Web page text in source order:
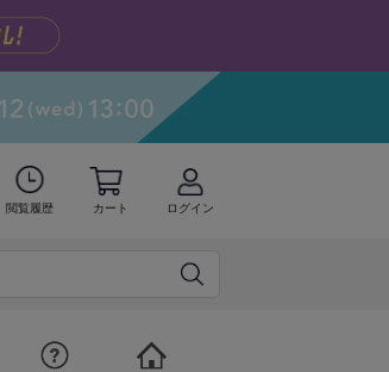
閲覧履歴 カート ログイン